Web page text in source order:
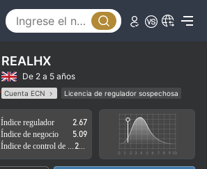
REALHX
De 2 a 5 años
Cuenta ECN
Licencia de regulador sospechosa
Zona de negocio sospechoso
Riesgo potencial alto
Índice regulador
2.67
Índice de negocio
5.09